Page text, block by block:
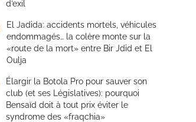
d’exil
El Jadida: accidents mortels, véhicules
endommagés… la colère monte sur la
«route de la mort» entre Bir Jdid et El
Oulja
Élargir la Botola Pro pour sauver son
club (et ses Législatives): pourquoi
Bensaïd doit à tout prix éviter le
syndrome des «fraqchia»